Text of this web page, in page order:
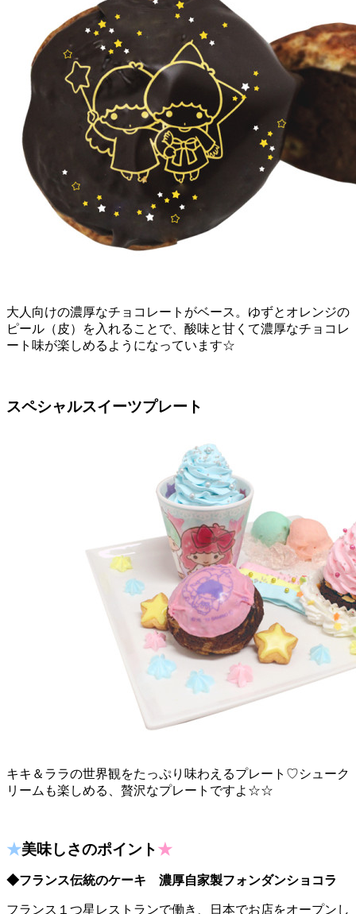
大人向けの濃厚なチョコレートがベース。ゆずとオレンジの
ピール（皮）を入れることで、酸味と甘くて濃厚なチョコレ
ート味が楽しめるようになっています☆
スペシャルスイーツプレート
キキ＆ララの世界観をたっぷり味わえるプレート♡シューク
リームも楽しめる、贅沢なプレートですよ☆☆
★美味しさのポイント★
◆フランス伝統のケーキ 濃厚自家製フォンダンショコラ
フランス１つ星レストランで働き、日本でお店をオープンし